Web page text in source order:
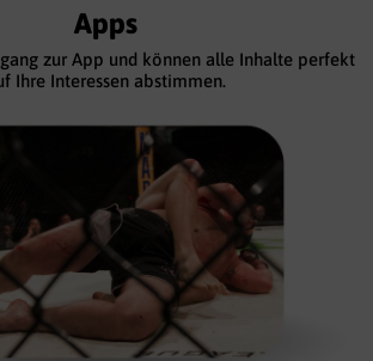
Apps
zur App und können alle Inhalte perfekt
Ihre Interessen abstimmen.